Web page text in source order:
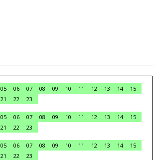
05 06 07 08 09 10 11 12 13 14
15
21 22
23
05 06 07 08 09 10 11 12 13 14
15
21 22
23
05 06 07 08 09 10 11 12 13 14
15
21 22
23